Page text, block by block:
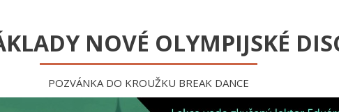
NOVÉ OLYMPIJSKÉ
POZVÁNKA DO KROUŽKU BREAK DANCE